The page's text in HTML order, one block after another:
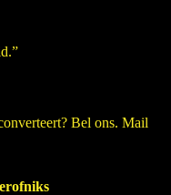
Bel ons. Mail